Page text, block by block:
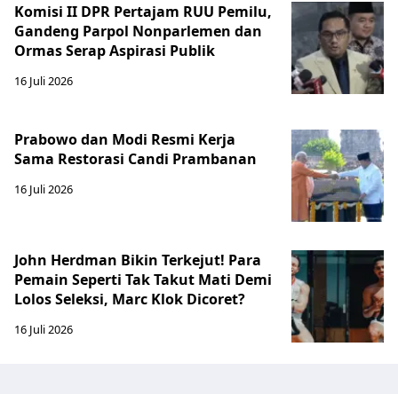
Komisi II DPR Pertajam RUU Pemilu,
Gandeng Parpol Nonparlemen dan
Ormas Serap Aspirasi Publik
16 Juli 2026
Prabowo dan Modi Resmi Kerja
Sama Restorasi Candi Prambanan
16 Juli 2026
John Herdman Bikin Terkejut! Para
Pemain Seperti Tak Takut Mati Demi
Lolos Seleksi, Marc Klok Dicoret?
16 Juli 2026